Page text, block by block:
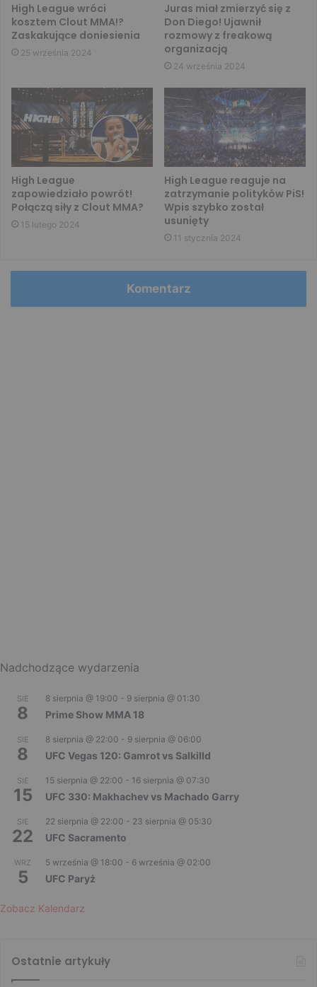
High League wróci
kosztem Clout MMA!?
Zaskakujące doniesienia
25 września 2024
Juras miał zmierzyć się z
Don Diego! Ujawnił
rozmowy z freakową
organizacją
24 września 2024
High League
zapowiedziało powrót!
Połączą siły z Clout MMA?
15 lutego 2024
High League reaguje na
zatrzymanie polityków PiS!
Wpis szybko został
usunięty
11 stycznia 2024
Komentarz
Nadchodzące wydarzenia
SIE
8
8 sierpnia @ 19:00 - 9 sierpnia @ 01:30
Prime Show MMA 18
SIE
8
8 sierpnia @ 22:00 - 9 sierpnia @ 06:00
UFC Vegas 120: Gamrot vs Salkilld
SIE
15
15 sierpnia @ 22:00 - 16 sierpnia @ 07:30
UFC 330: Makhachev vs Machado Garry
SIE
22
22 sierpnia @ 22:00 - 23 sierpnia @ 05:30
UFC Sacramento
WRZ
5
5 września @ 18:00 - 6 września @ 02:00
UFC Paryż
Zobacz Kalendarz
Ostatnie artykuły